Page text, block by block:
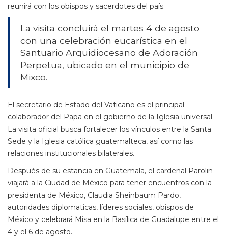
reunirá con los obispos y sacerdotes del país.
La visita concluirá el martes 4 de agosto
con una celebración eucarística en el
Santuario Arquidiocesano de Adoración
Perpetua, ubicado en el municipio de
Mixco.
El secretario de Estado del Vaticano es el principal
colaborador del Papa en el gobierno de la Iglesia universal.
La visita oficial busca fortalecer los vínculos entre la Santa
Sede y la Iglesia católica guatemalteca, así como las
relaciones institucionales bilaterales.
Después de su estancia en Guatemala, el cardenal Parolin
viajará a la Ciudad de México para tener encuentros con la
presidenta de México, Claudia Sheinbaum Pardo,
autoridades diplomaticas, líderes sociales, obispos de
México y celebrará Misa en la Basílica de Guadalupe entre el
4 y el 6 de agosto.